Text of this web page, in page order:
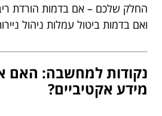
החלק שלכם – אם בדמות הורדת
ואם בדמות ביטול עמלות ניהול
נקודות למחשבה: האם
מידע אקטיביים?